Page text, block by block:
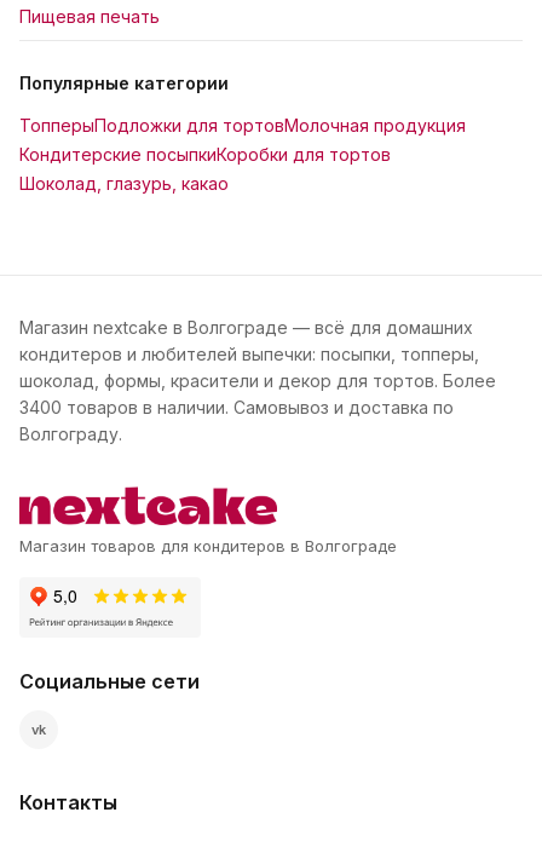
Пищевая печать
Популярные категории
ТопперыПодложки для тортовМолочная продукция
Кондитерские посыпкиКоробки для тортов
Шоколад, глазурь, какао
Магазин nextcake в Волгограде — всё для домашних
кондитеров и любителей выпечки: посыпки, топперы,
шоколад, формы, красители и декор для тортов. Более
3400 товаров в наличии. Самовывоз и доставка по
Волгограду.
Магазин товаров для кондитеров в Волгограде
Социальные сети
vk
Контакты